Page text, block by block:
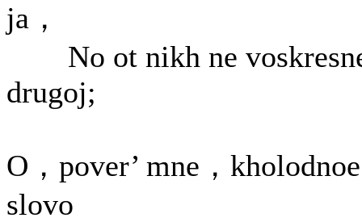
ja，
No ot nikh ne
drugoj;
O，pover’ mne，kholodnoe
slovo